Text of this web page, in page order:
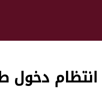
دخول